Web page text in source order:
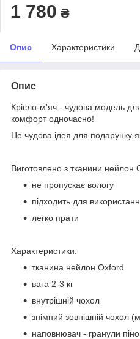
1 780 ₴
Опис Характеристики
Опис
Крісло-м'яч - чудова модель
комфорт одночасно!
Це чудова ідея для подарунку
Виготовлено з тканини нейлон
не пропускає вологу
підходить для
легко прати
Характеристики:
тканина нейлон Oxford
вага 2-3 кг
внутрішній чохол
знімний зовнішній чохол
наповнювач - гранули